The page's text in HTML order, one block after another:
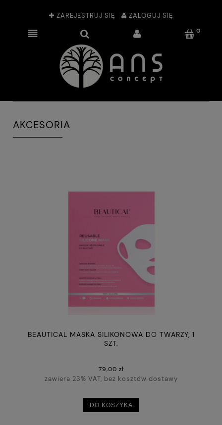
ZAREJESTRUJ SIĘ ZALOGUJ SIĘ
AKCESORIA
BEAUTICAL MASKA SILIKONOWA DO TWARZY, 1
SZT.
79,00 zł
zawiera 23% VAT, bez kosztów dostawy
DO KOSZYKA